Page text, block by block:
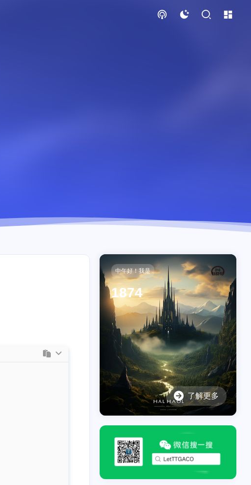
中午好！我是
1874
了解更多